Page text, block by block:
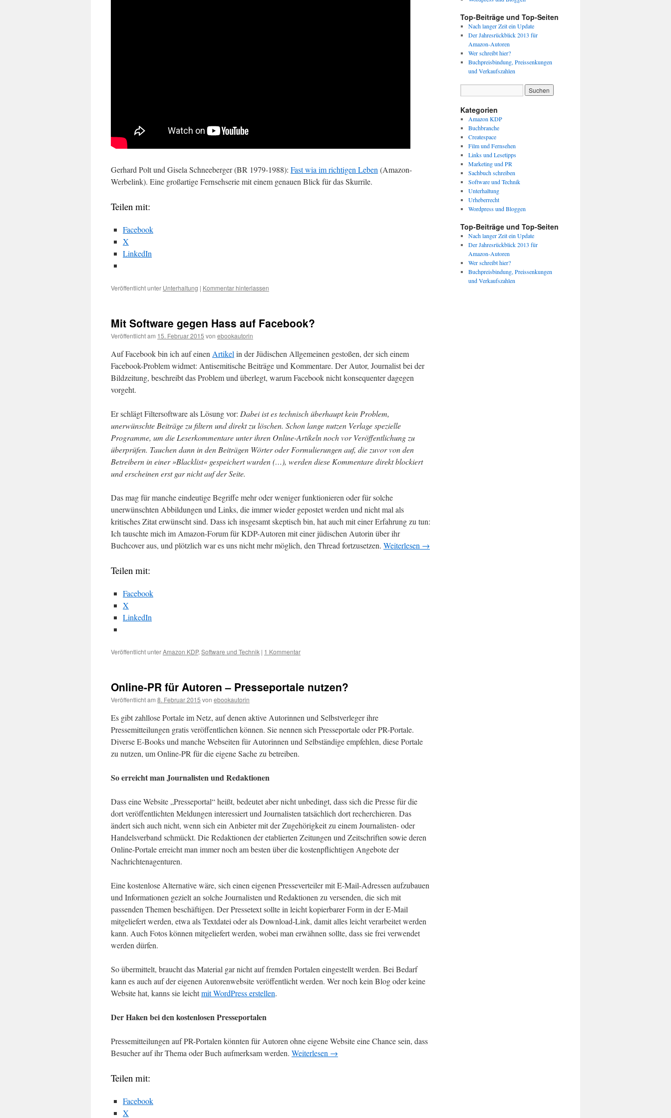
Gerhard Polt und Gisela Schneeberger (BR 1979-1988): Fast wia im richtigen Leben (Amazon-
Werbelink). Eine großartige Fernsehserie mit einem genauen Blick für das Skurrile.
Teilen mit:
Facebook
X
LinkedIn
Veröffentlicht unter Unterhaltung | Kommentar hinterlassen
Mit Software gegen Hass auf Facebook?
Veröffentlicht am 15. Februar 2015 von ebookautorin
Auf Facebook bin ich auf einen Artikel in der Jüdischen Allgemeinen gestoßen, der sich einem
Facebook-Problem widmet: Antisemitische Beiträge und Kommentare. Der Autor, Journalist bei der
Bildzeitung, beschreibt das Problem und überlegt, warum Facebook nicht konsequenter dagegen
vorgeht.
Er schlägt Filtersoftware als Lösung vor: Dabei ist es technisch überhaupt kein Problem,
unerwünschte Beiträge zu filtern und direkt zu löschen. Schon lange nutzen Verlage spezielle
Programme, um die Leserkommentare unter ihren Online-Artikeln noch vor Veröffentlichung zu
überprüfen. Tauchen dann in den Beiträgen Wörter oder Formulierungen auf, die zuvor von den
Betreibern in einer »Blacklist« gespeichert wurden (…), werden diese Kommentare direkt blockiert
und erscheinen erst gar nicht auf der Seite.
Das mag für manche eindeutige Begriffe mehr oder weniger funktionieren oder für solche
unerwünschten Abbildungen und Links, die immer wieder gepostet werden und nicht mal als
kritisches Zitat erwünscht sind. Dass ich insgesamt skeptisch bin, hat auch mit einer Erfahrung zu tun:
Ich tauschte mich im Amazon-Forum für KDP-Autoren mit einer jüdischen Autorin über ihr
Buchcover aus, und plötzlich war es uns nicht mehr möglich, den Thread fortzusetzen. Weiterlesen →
Teilen mit:
Facebook
X
LinkedIn
Veröffentlicht unterAmazon KDP, Software und Technik | 1 Kommentar
Online-PR für Autoren – Presseportale nutzen?
Veröffentlicht am 8. Februar 2015 von ebookautorin
Es gibt zahllose Portale im Netz, auf denen aktive Autorinnen und Selbstverleger ihre
Pressemitteilungen gratis veröffentlichen können. Sie nennen sich Presseportale oder PR-Portale.
Diverse E-Books und manche Webseiten für Autorinnen und Selbständige empfehlen, diese Portale
zu nutzen, um Online-PR für die eigene Sache zu betreiben.
So erreicht man Journalisten und Redaktionen
Dass eine Website „Presseportal“ heißt, bedeutet aber nicht unbedingt, dass sich die Presse für die
dort veröffentlichten Meldungen interessiert und Journalisten tatsächlich dort recherchieren. Das
ändert sich auch nicht, wenn sich ein Anbieter mit der Zugehörigkeit zu einem Journalisten- oder
Handelsverband schmückt. Die Redaktionen der etablierten Zeitungen und Zeitschriften sowie deren
Online-Portale erreicht man immer noch am besten über die kostenpflichtigen Angebote der
Nachrichtenagenturen.
Eine kostenlose Alternative wäre, sich einen eigenen Presseverteiler mit E-Mail-Adressen aufzubauen
und Informationen gezielt an solche Journalisten und Redaktionen zu versenden, die sich mit
passenden Themen beschäftigen. Der Pressetext sollte in leicht kopierbarer Form in der E-Mail
mitgeliefert werden, etwa als Textdatei oder als Download-Link, damit alles leicht verarbeitet werden
kann. Auch Fotos können mitgeliefert werden, wobei man erwähnen sollte, dass sie frei verwendet
werden dürfen.
So übermittelt, braucht das Material gar nicht auf fremden Portalen eingestellt werden. Bei Bedarf
kann es auch auf der eigenen Autorenwebsite veröffentlicht werden. Wer noch kein Blog oder keine
Website hat, kanns sie leichtmit WordPress erstellen.
Der Haken bei den kostenlosen Presseportalen
Pressemitteilungen auf PR-Portalen könnten für Autoren ohne eigene Website eine Chance sein, dass
Besucher auf ihr Thema oder Buch aufmerksam werden. Weiterlesen →
Teilen mit:
Facebook
X
Top-Beiträge und Top-Seiten
Nach langer Zeit ein Update
Der Jahresrückblick 2013 für
Amazon-Autoren
Wer schreibt hier?
Buchpreisbindung, Preissenkungen
und Verkaufszahlen
Kategorien
Amazon KDP
Buchbranche
Createspace
Film und Fernsehen
Links und Lesetipps
Marketing und PR
Sachbuch schreiben
Software und Technik
Unterhaltung
Urheberrecht
Wordpress und Bloggen
Top-Beiträge und Top-Seiten
Nach langer Zeit ein Update
Der Jahresrückblick 2013 für
Amazon-Autoren
Wer schreibt hier?
Buchpreisbindung, Preissenkungen
und Verkaufszahlen